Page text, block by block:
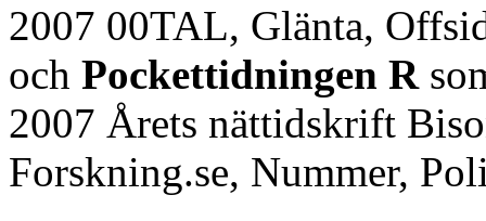
2007 00TAL, Glänta,
och Pockettidningen R
2007 Årets nättidskrift
Forskning.se, Nummer,